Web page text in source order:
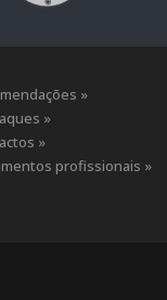
»
»
»
profissionais »